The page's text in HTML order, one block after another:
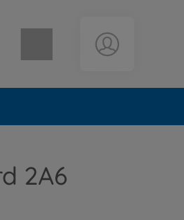
Warenkorb leer
2A6